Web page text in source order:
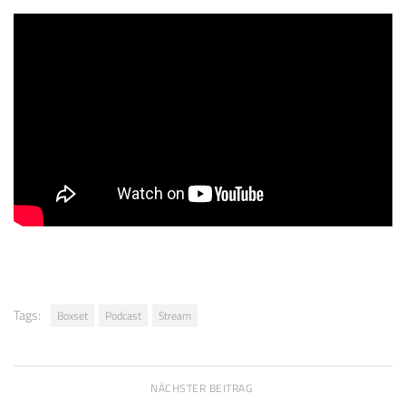
Tags: Boxset Podcast Stream
NÄCHSTER BEITRAG